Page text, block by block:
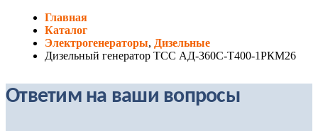
Главная
Каталог
Электрогенераторы, Дизельные
Дизельный генератор ТСС АД-360С-Т400-1РКМ26
Ответим на ваши вопросы